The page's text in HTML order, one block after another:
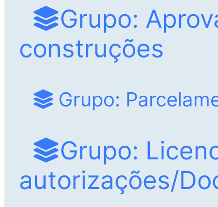
bem público.
Grupo:
construções
Grupo:
Grupo:
autorizações/